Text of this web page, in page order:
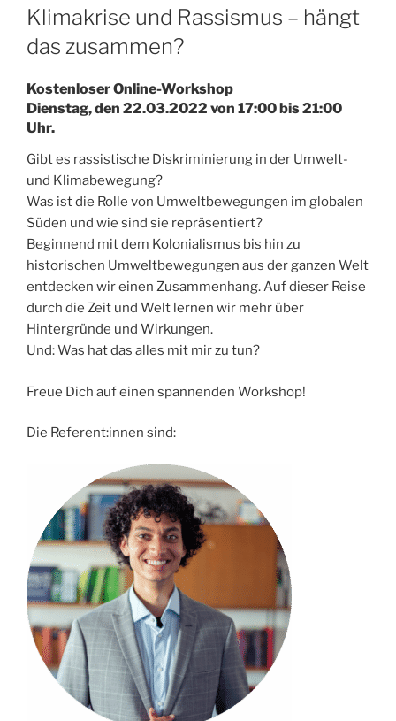
AM
Klimakrise und Rassismus – hängt
das zusammen?
Kostenloser Online-Workshop
Dienstag, den 22.03.2022 von 17:00 bis 21:00
Uhr.
Gibt es rassistische Diskriminierung in der Umwelt-
und Klimabewegung?
Was ist die Rolle von Umweltbewegungen im globalen
Süden und wie sind sie repräsentiert?
Beginnend mit dem Kolonialismus bis hin zu
historischen Umweltbewegungen aus der ganzen Welt
entdecken wir einen Zusammenhang. Auf dieser Reise
durch die Zeit und Welt lernen wir mehr über
Hintergründe und Wirkungen.
Und: Was hat das alles mit mir zu tun?
Freue Dich auf einen spannenden Workshop!
Die Referent:innen sind: